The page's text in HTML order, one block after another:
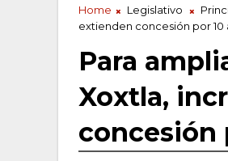
Home Legislativo
extienden concesión por 10
Para
Xoxtla,
concesión